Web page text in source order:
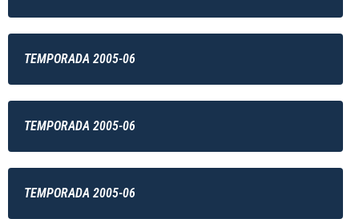
TEMPORADA 2005-06
TEMPORADA 2005-06
TEMPORADA 2005-06